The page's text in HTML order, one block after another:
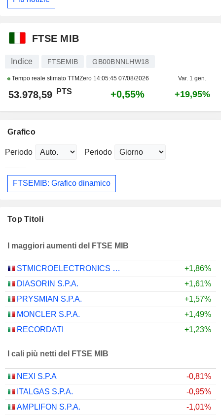
FTSE MIB
Indice FTSEMIB GB00BNNLHW18
Tempo reale stimato TTMZero 14:05:45 07/08/2026 Var. 1 gen.
53.978,59 PTS +0,55% +19,95%
Grafico
Periodo Periodo
FTSEMIB: Grafico dinamico
Top Titoli
I maggiori aumenti del FTSE MIB
STMICROELECTRONICS N.V.
+1,86%
DIASORIN S.P.A.
+1,61%
PRYSMIAN S.P.A.
+1,57%
MONCLER S.P.A.
+1,49%
RECORDATI
+1,23%
I cali più netti del FTSE MIB
NEXI S.P.A
-0,81%
ITALGAS S.P.A.
-0,95%
AMPLIFON S.P.A.
-1,01%